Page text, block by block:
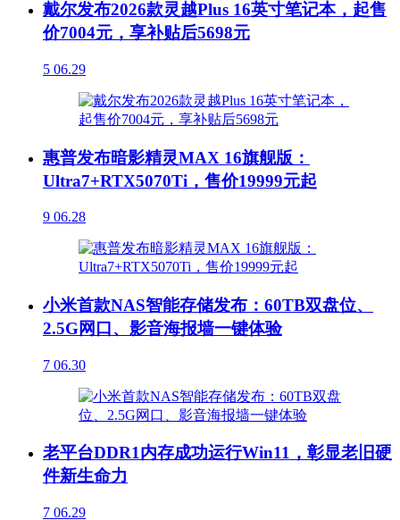
戴尔发布2026款灵越Plus 16英寸笔记本，起售
价7004元，享补贴后5698元
5 06.29
惠普发布暗影精灵MAX 16旗舰版：
Ultra7+RTX5070Ti，售价19999元起
9 06.28
小米首款NAS智能存储发布：60TB双盘位、
2.5G网口、影音海报墙一键体验
7 06.30
老平台DDR1内存成功运行Win11，彰显老旧硬
件新生命力
7 06.29